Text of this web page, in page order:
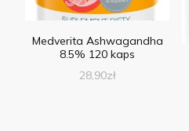
Medverita Ashwagandha
8.5% 120 kaps
28,90zł